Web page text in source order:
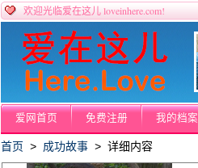
欢迎光临爱在这儿 loveinhere.com!
爱网首页 免费注册 我的档案
首页 > 成功故事 > 详细内容